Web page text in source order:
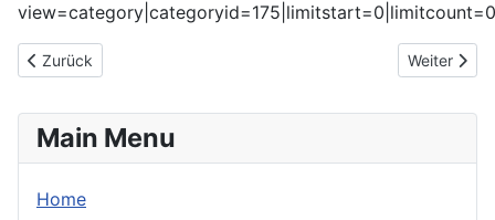
Vorheriger Beitrag: Briefmarken
Zurück Nächster
Weiter
Main Menu
Home